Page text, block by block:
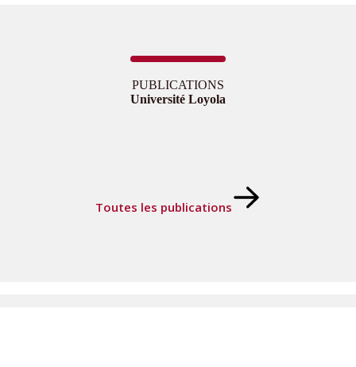
PUBLICATIONS
Université Loyola
Toutes les publications